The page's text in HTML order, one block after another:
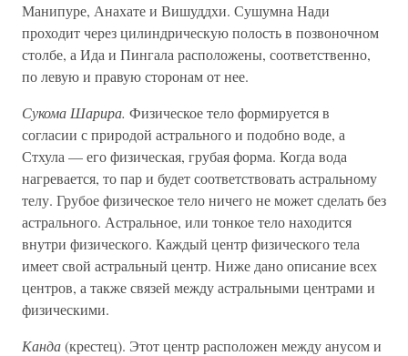
Манипуре, Анахате и Вишуддхи. Сушумна Нади
проходит через цилиндрическую полость в позвоночном
столбе, а Ида и Пингала расположены, соответственно,
по левую и правую сторонам от нее.
Сукома Шарира. Физическое тело формируется в
согласии с природой астрального и подобно воде, а
Стхула — его физическая, грубая форма. Когда вода
нагревается, то пар и будет соответствовать астральному
телу. Грубое физическое тело ничего не может сделать без
астрального. Астральное, или тонкое тело находится
внутри физического. Каждый центр физического тела
имеет свой астральный центр. Ниже дано описание всех
центров, а также связей между астральными центрами и
физическими.
Канда(крестец). Этот центр расположен между анусом и